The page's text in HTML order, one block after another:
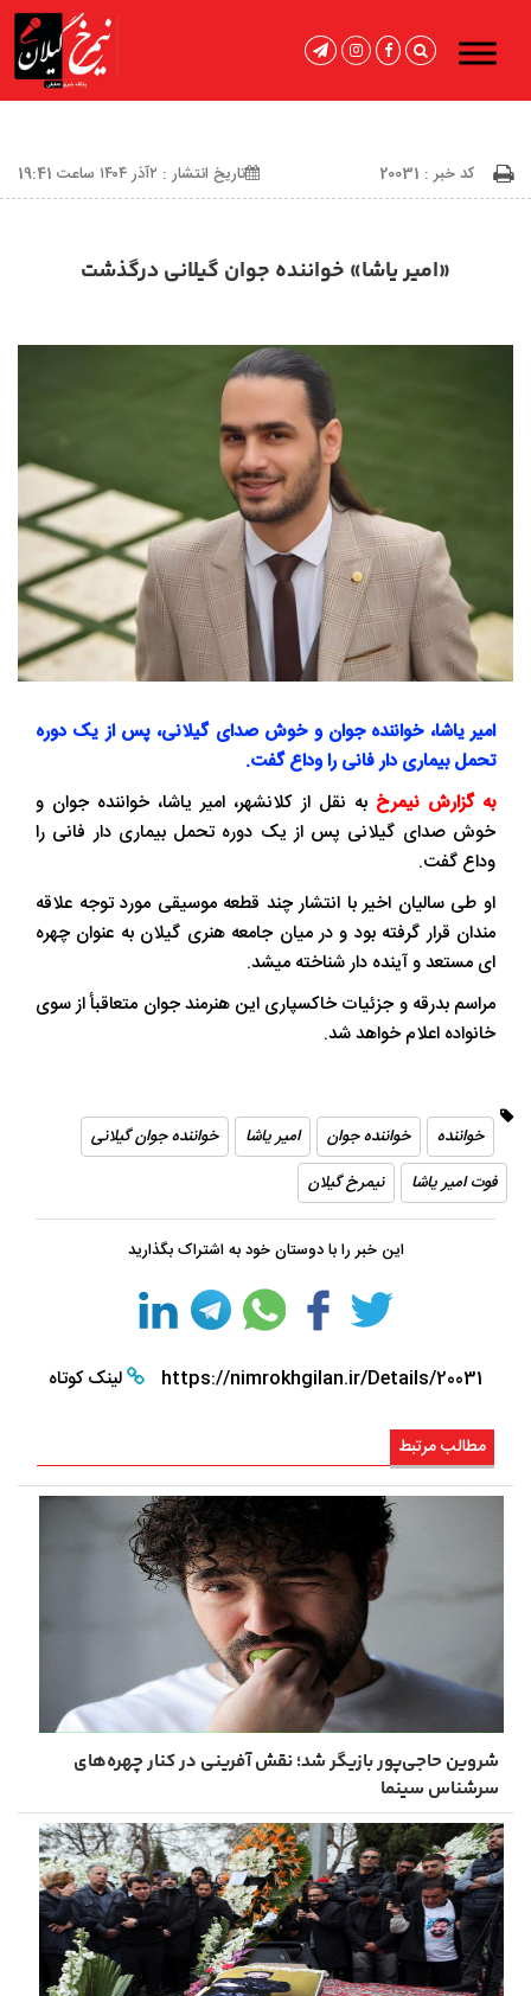
کد خبر : 20031 تاریخ انتشار : ۲آذر ۱۴۰۴ ساعت 19:41
«امیر یاشا» خواننده جوان گیلانی درگذشت
امیر یاشا، خواننده جوان و خوش صدای گیلانی، پس از یک دوره
تحمل بیماری دار فانی را وداع گفت.
به گزارش نیمرخ به نقل از کلانشهر، امیر یاشا، خواننده جوان و
خوش صدای گیلانی پس از یک دوره تحمل بیماری دار فانی را
وداع گفت.
او طی سالیان اخیر با انتشار چند قطعه موسیقی مورد توجه علاقه
مندان قرار گرفته بود و در میان جامعه هنری گیلان به عنوان چهره
ای مستعد و آینده دار شناخته میشد.
مراسم بدرقه و جزئیات خاکسپاری این هنرمند جوان متعاقبأ از سوی
خانواده اعلام خواهد شد.
خواننده خواننده جوان امیر یاشا
خواننده جوان گیلانی
فوت امیر یاشا
نیمرخ گیلان
این خبر را با دوستان خود به اشتراک بگذارید
https://nimrokhgilan.ir/Details/20031 لینک کوتاه
مطالب مرتبط
شروین حاجی‌پور بازیگر شد؛ نقش ‌آفرینی در کنار چهره‌های
سرشناس سینما